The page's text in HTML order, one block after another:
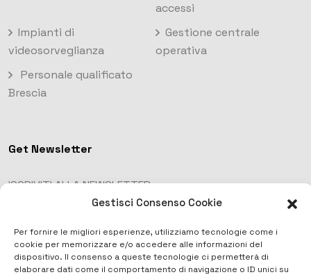
Gestisci Consenso Cookie
Per fornire le migliori esperienze, utilizziamo tecnologie come i
cookie per memorizzare e/o accedere alle informazioni del
dispositivo. Il consenso a queste tecnologie ci permetterà di
elaborare dati come il comportamento di navigazione o ID unici su
accessi
Impianti di
videosorveglianza
Gestione centrale
operativa
Personale qualificato
Brescia
Get Newsletter
ISCRIVITI ALLA NEWSLETTER